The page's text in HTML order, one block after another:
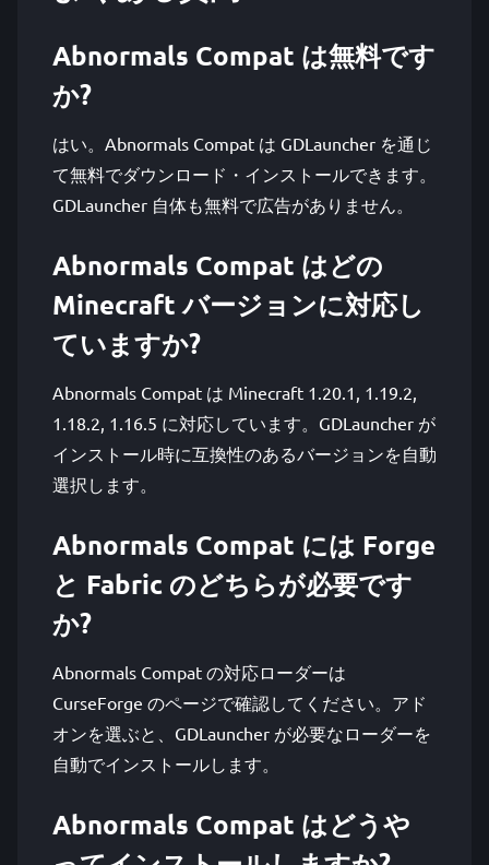
Abnormals Compat は無料です
か?
はい。Abnormals Compat は GDLauncher を通じ
て無料でダウンロード・インストールできます。
GDLauncher 自体も無料で広告がありません。
Abnormals Compat はどの
Minecraft バージョンに対応し
ていますか?
Abnormals Compat は Minecraft 1.20.1, 1.19.2,
1.18.2, 1.16.5 に対応しています。GDLauncher が
インストール時に互換性のあるバージョンを自動
選択します。
Abnormals Compat には Forge
と Fabric のどちらが必要です
か?
Abnormals Compat の対応ローダーは
CurseForge のページで確認してください。アド
オンを選ぶと、GDLauncher が必要なローダーを
自動でインストールします。
Abnormals Compat はどうや